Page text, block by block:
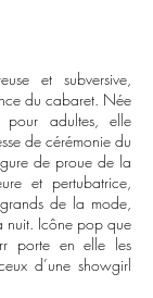
et subversive,
du cabaret. Née
adultes, elle
de cérémonie du
de proue de la
et pertubatrice,
de la mode,
Icône pop que
porte en elle les
d’une showgirl